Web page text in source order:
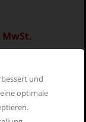
MwSt.
und
optimale